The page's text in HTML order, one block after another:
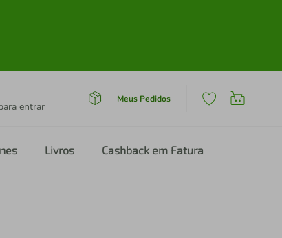
entrar
Meus Pedidos
Livros Cashback em Fatura